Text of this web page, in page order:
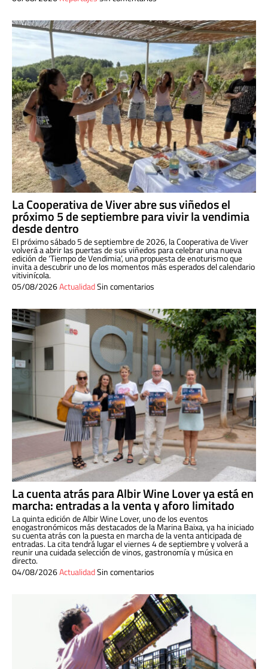
La Cooperativa de Viver abre sus viñedos el
próximo 5 de septiembre para vivir la vendimia
desde dentro
El próximo sábado 5 de septiembre de 2026, la Cooperativa de Viver
volverá a abrir las puertas de sus viñedos para celebrar una nueva
edición de ‘Tiempo de Vendimia’, una propuesta de enoturismo que
invita a descubrir uno de los momentos más esperados del calendario
vitivinícola.
05/08/2026ActualidadSin comentarios
La cuenta atrás para Albir Wine Lover ya está en
marcha: entradas a la venta y aforo limitado
La quinta edición de Albir Wine Lover, uno de los eventos
enogastronómicos más destacados de la Marina Baixa, ya ha iniciado
su cuenta atrás con la puesta en marcha de la venta anticipada de
entradas. La cita tendrá lugar el viernes 4 de septiembre y volverá a
reunir una cuidada selección de vinos, gastronomía y música en
directo.
04/08/2026ActualidadSin comentarios